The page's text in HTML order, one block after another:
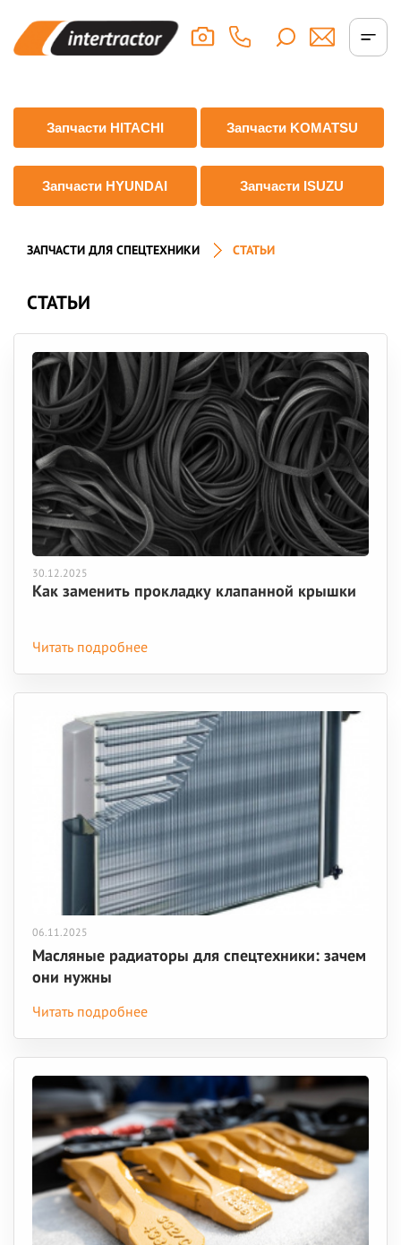
Запчасти HITACHI Запчасти KOMATSU
Запчасти HYUNDAI Запчасти ISUZU
ЗАПЧАСТИ ДЛЯ СПЕЦТЕХНИКИ СТАТЬИ
СТАТЬИ
30.12.2025
Как заменить прокладку клапанной крышки
Читать подробнее
06.11.2025
Масляные радиаторы для спецтехники: зачем
они нужны
Читать подробнее